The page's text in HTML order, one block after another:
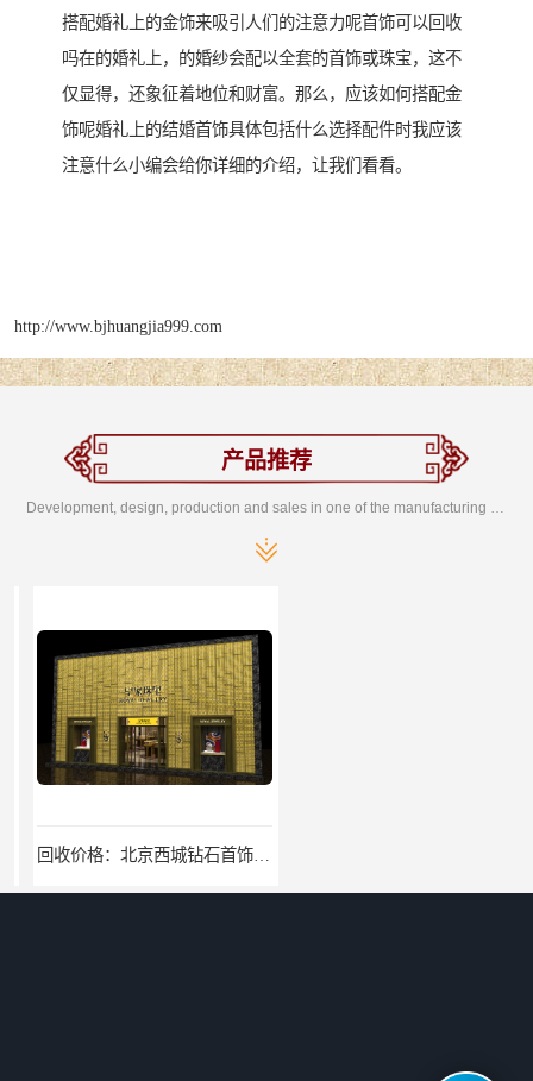
搭配婚礼上的金饰来吸引人们的注意力呢首饰可以回收
吗在的婚礼上，的婚纱会配以全套的首饰或珠宝，这不
仅显得，还象征着地位和财富。那么，应该如何搭配金
饰呢婚礼上的结婚首饰具体包括什么选择配件时我应该
注意什么小编会给你详细的介绍，让我们看看。
http://www.bjhuangjia999.com
产品推荐
回收价格：北京西城钻石首饰高价回收，当场结算回收找哪家